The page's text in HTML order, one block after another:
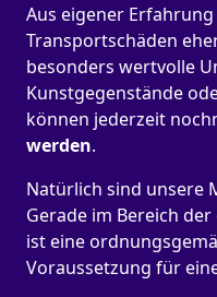
Aus eigener
Transportschäden
besonders wertvolle
Kunstgegenstände
können jederzeit
werden.
Natürlich sind unsere
Gerade im Bereich
ist eine
Voraussetzung für